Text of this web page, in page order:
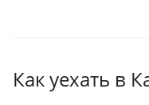
Как уехать в